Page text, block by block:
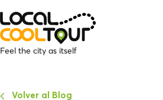
Feel the city as itself
Volver al Blog